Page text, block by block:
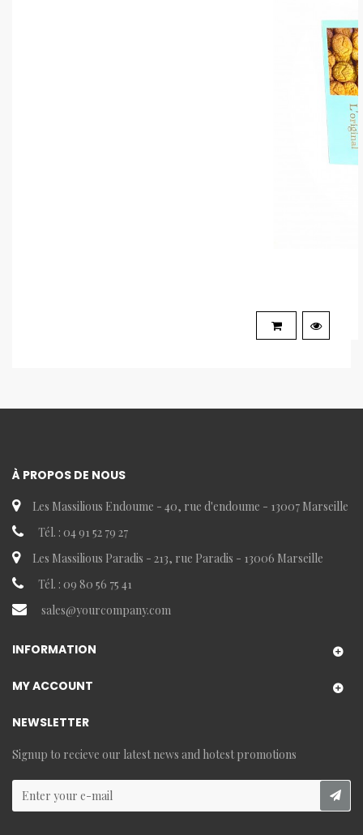
À PROPOS DE NOUS
Les Massilious Endoume - 40, rue d'endoume - 13007 Marseille
Tél. : 04 91 52 79 27
Les Massilious Paradis - 213, rue Paradis - 13006 Marseille
Tél. : 09 80 56 75 41
sales@yourcompany.com
INFORMATION
MY ACCOUNT
NEWSLETTER
Signup to recieve our latest news and hotest promotions